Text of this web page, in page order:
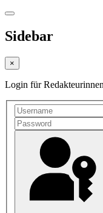
Sidebar
×
Login für